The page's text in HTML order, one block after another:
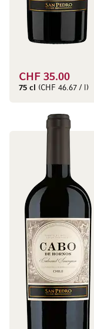
CHF 35.00
75 cl (CHF 46.67 / l)